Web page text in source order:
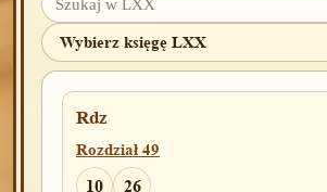
Rdz
Rozdział 49
10 26